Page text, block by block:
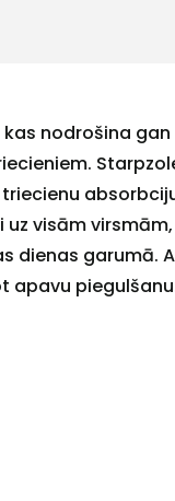
nodrošina
visām
garumā.
piegulšanu.